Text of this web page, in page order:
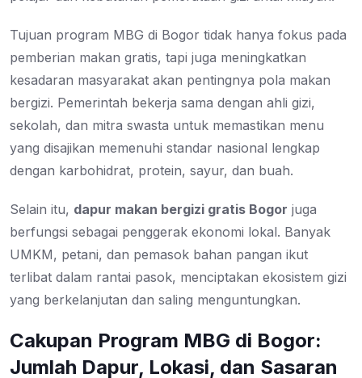
Tujuan program MBG di Bogor tidak hanya fokus pada
pemberian makan gratis, tapi juga meningkatkan
kesadaran masyarakat akan pentingnya pola makan
bergizi. Pemerintah bekerja sama dengan ahli gizi,
sekolah, dan mitra swasta untuk memastikan menu
yang disajikan memenuhi standar nasional lengkap
dengan karbohidrat, protein, sayur, dan buah.
Selain itu, dapur makan bergizi gratis Bogor juga
berfungsi sebagai penggerak ekonomi lokal. Banyak
UMKM, petani, dan pemasok bahan pangan ikut
terlibat dalam rantai pasok, menciptakan ekosistem gizi
yang berkelanjutan dan saling menguntungkan.
Cakupan Program MBG di Bogor:
Jumlah Dapur, Lokasi, dan Sasaran